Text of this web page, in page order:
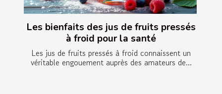
Les bienfaits des jus de fruits pressés
à froid pour la santé
Les jus de fruits pressés à froid connaissent un
véritable engouement auprès des amateurs de...